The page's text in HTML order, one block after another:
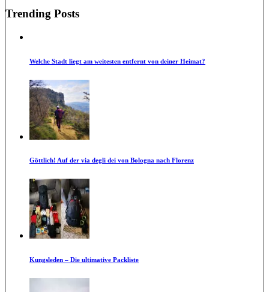
Trending Posts
Welche Stadt liegt am weitesten entfernt von deiner Heimat?
Göttlich! Auf der via degli dei von Bologna nach Florenz
Kungsleden – Die ultimative Packliste